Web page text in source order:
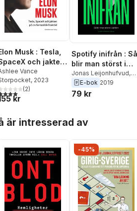
röster:
Musk : Tesla,
och jakten
en fantastisk
Vance
, 2023
utav 5 stjärnor. Totalt antal röster:
(2)
kr
Spotify inifrån : Så
blir man störst i
världen
Jonas Leijonhufvud,
Sven Carlsson
E-bok 2019
79 kr
är intresserad av
-45%